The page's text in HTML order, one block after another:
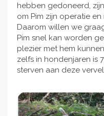
hebben gedoneerd,
om Pim zijn operatie
Daarom willen we
Pim snel kan worden
plezier met hem
zelfs in hondenjaren is
sterven aan deze